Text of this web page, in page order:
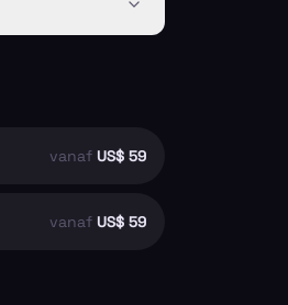
vanaf US$ 59
vanaf US$ 59